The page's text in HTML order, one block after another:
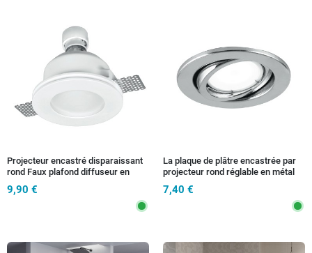
Projecteur encastré disparaissant
rond Faux plafond diffuseur en
9,90 €
La plaque de plâtre encastrée par
projecteur rond réglable en métal
de 6 watts
7,40 €